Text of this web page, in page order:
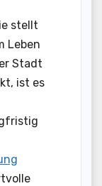
stellt
Leben
Stadt
ist es